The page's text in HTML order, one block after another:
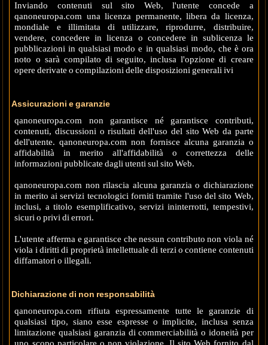
Inviando contenuti sul sito Web, l'utente concede a
qanoneuropa.com una licenza permanente, libera da licenza,
mondiale e illimitata di utilizzare, riprodurre, distribuire,
vendere, concedere in licenza o concedere in sublicenza le
pubblicazioni in qualsiasi modo e in qualsiasi modo, che è ora
noto o sarà compilato di seguito, inclusa l'opzione di creare
opere derivate o compilazioni delle disposizioni generali ivi
Assicurazioni e garanzie
qanoneuropa.com non garantisce né garantisce contributi,
contenuti, discussioni o risultati dell'uso del sito Web da parte
dell'utente. qanoneuropa.com non fornisce alcuna garanzia o
affidabilità in merito all'affidabilità o correttezza delle
informazioni pubblicate dagli utenti sul sito Web.
qanoneuropa.com non rilascia alcuna garanzia o dichiarazione
in merito ai servizi tecnologici forniti tramite l'uso del sito Web,
inclusi, a titolo esemplificativo, servizi ininterrotti, tempestivi,
sicuri o privi di errori.
L'utente afferma e garantisce che nessun contributo non viola né
viola i diritti di proprietà intellettuale di terzi o contiene contenuti
diffamatori o illegali.
Dichiarazione di non responsabilità
qanoneuropa.com rifiuta espressamente tutte le garanzie di
qualsiasi tipo, siano esse espresse o implicite, inclusa senza
limitazione qualsiasi garanzia di commerciabilità o idoneità per